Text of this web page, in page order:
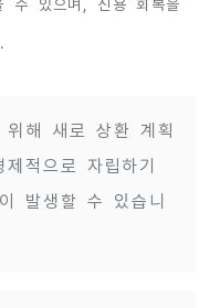
수 있으며, 신용 회복을
위해 새로 상환 계획
적으로 자립하기
발생할 수 있습니